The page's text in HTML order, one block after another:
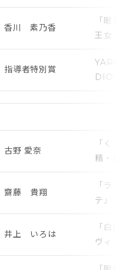
香川 素乃香
「眠
王女・
指導者特別賞
DIO
古野 愛奈
「く
精・遅
齋藤 貴翔
「ラ
テ」
井上 いろは
「白
ヴィ